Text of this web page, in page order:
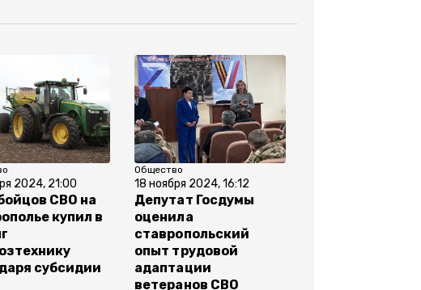
2024, 21:00
СВО на
купил в
субсидии
Общество
18 ноября 2024, 16:12
Депутат Госдумы
оценила
ставропольский
опыт трудовой
адаптации
ветеранов СВО